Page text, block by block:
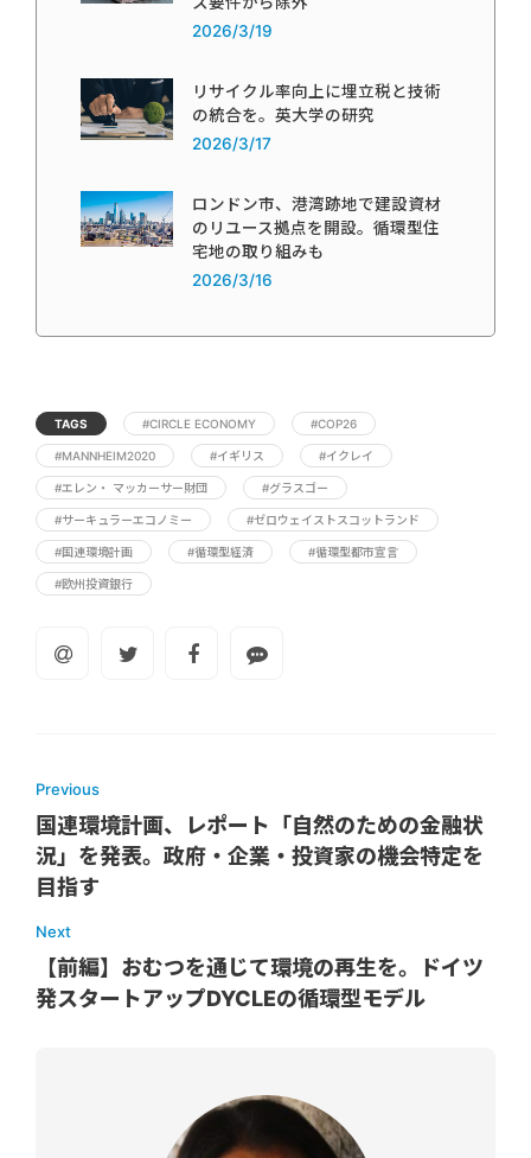
2026/3/19
リサイクル率向上に埋立税と技術
の統合を。英大学の研究
2026/3/17
ロンドン市、港湾跡地で建設資材
のリユース拠点を開設。循環型住
宅地の取り組みも
2026/3/16
TAGS #CIRCLE ECONOMY #COP26
#MANNHEIM2020 #イギリス #イクレイ
#エレン・ マッカーサー財団 #グラスゴー
#サーキュラーエコノミー #ゼロウェイストスコットランド
#国連環境計画 #循環型経済 #循環型都市宣言
#欧州投資銀行
Previous
国連環境計画、レポート「自然のための金融状
況」を発表。政府・企業・投資家の機会特定を
目指す
Next
【前編】おむつを通じて環境の再生を。ドイツ
発スタートアップDYCLEの循環型モデル